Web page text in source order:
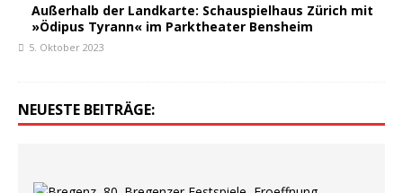
Außerhalb der Landkarte: Schauspielhaus Zürich mit
»Ödipus Tyrann« im Parktheater Bensheim
5. Oktober 2023
NEUESTE BEITRÄGE: